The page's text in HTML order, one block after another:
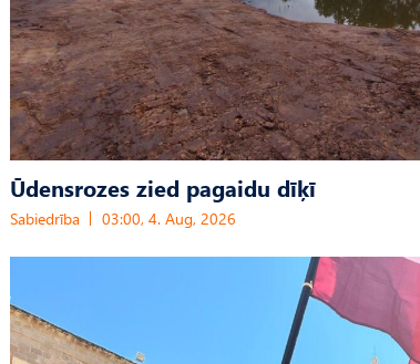
Ūdensrozes zied pagaidu dīķī
Sabiedrība 03:00, 4. Aug, 2026